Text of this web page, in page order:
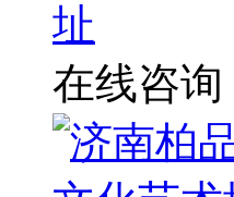
址
在线咨询